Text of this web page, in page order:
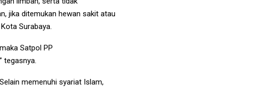
jika ditemukan hewan sakit atau
Surabaya.
Satpol PP
tegasnya.
memenuhi syariat Islam,